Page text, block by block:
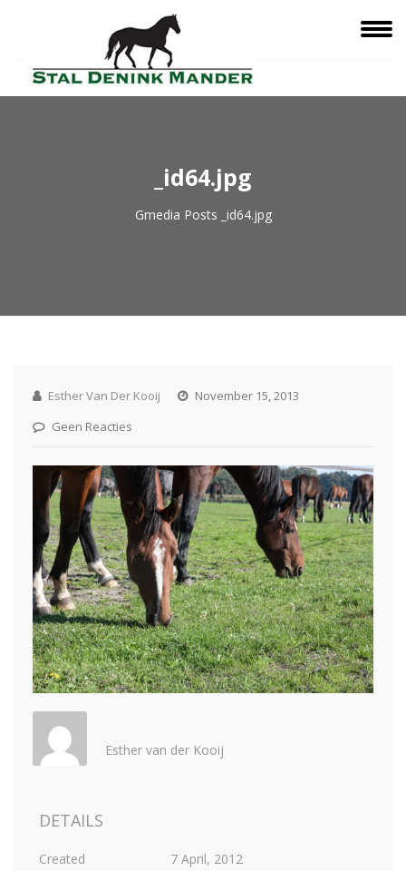
_id64.jpg
Gmedia Posts _id64.jpg
Esther Van Der Kooij
November 15, 2013
Geen Reacties
Esther van der Kooij
DETAILS
Created
7 April, 2012